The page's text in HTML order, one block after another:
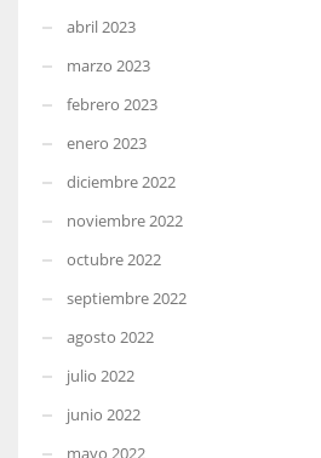
abril 2023
marzo 2023
febrero 2023
enero 2023
diciembre 2022
noviembre 2022
octubre 2022
septiembre 2022
agosto 2022
julio 2022
junio 2022
mayo 2022